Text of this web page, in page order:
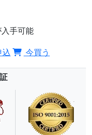
手可能
込 今買う